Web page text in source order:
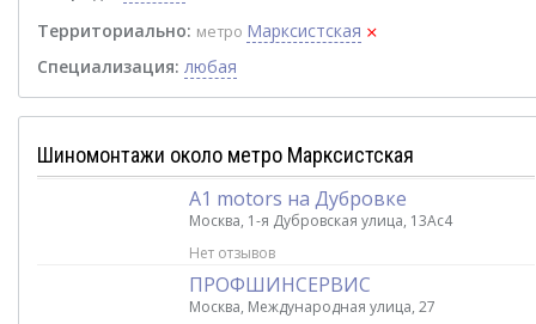
Территориально: метро Марксистская ×
Специализация: любая
Шиномонтажи около метро Марксистская
A1 motors на Дубровке
Москва, 1-я Дубровская улица, 13Ас4
Нет отзывов
ПРОФШИНСЕРВИС
Москва, Международная улица, 27